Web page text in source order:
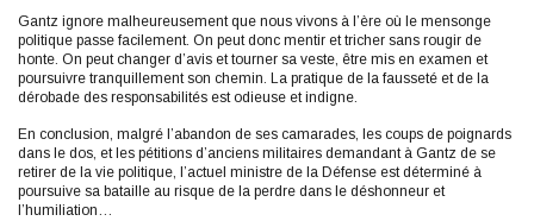
Gantz ignore malheureusement que nous vivons à l’ère où le mensonge
politique passe facilement. On peut donc mentir et tricher sans rougir de
honte. On peut changer d’avis et tourner sa veste, être mis en examen et
poursuivre tranquillement son chemin. La pratique de la fausseté et de la
dérobade des responsabilités est odieuse et indigne.
En conclusion, malgré l’abandon de ses camarades, les coups de poignards
dans le dos, et les pétitions d’anciens militaires demandant à Gantz de se
retirer de la vie politique, l’actuel ministre de la Défense est déterminé à
poursuive sa bataille au risque de la perdre dans le déshonneur et
l’humiliation…